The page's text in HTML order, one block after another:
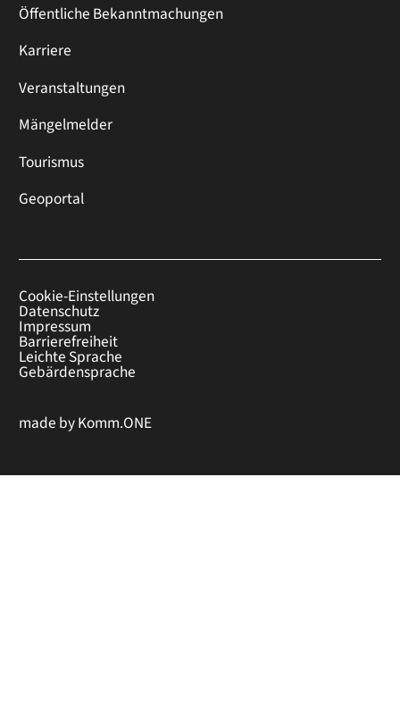
Öffentliche Bekanntmachungen
Karriere
Veranstaltungen
Mängelmelder
Tourismus
Geoportal
Cookie-Einstellungen
Datenschutz
Impressum
Barrierefreiheit
Leichte Sprache
Gebärdensprache
made byKomm.ONE